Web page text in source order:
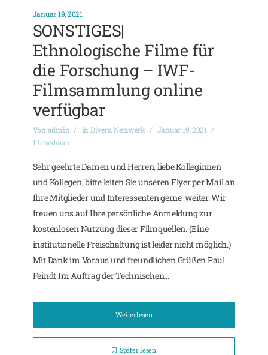
Januar 19, 2021
SONSTIGES|
Ethnologische Filme für
die Forschung – IWF-
Filmsammlung online
verfügbar
Von admin In Divers,Netzwerk
Januar 19, 2021
1 Lesedauer
Sehr geehrte Damen und Herren, liebe Kolleginnen
und Kollegen, bitte leiten Sie unseren Flyer per Mail an
Ihre Mitglieder und Interessenten gerne weiter. Wir
freuen uns auf Ihre persönliche Anmeldung zur
kostenlosen Nutzung dieser Filmquellen. (Eine
institutionelle Freischaltung ist leider nicht möglich.)
Mit Dank im Voraus und freundlichen Grüßen Paul
Feindt Im Auftrag der Technischen...
Weiterlesen
Später lesen